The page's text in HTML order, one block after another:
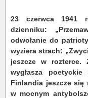
23 czerwca 1941
dzienniku:
odwołanie do
wyziera strach:
jeszcze w rozterce.
wygłasza
Finlandia jeszcze się
w mocnym